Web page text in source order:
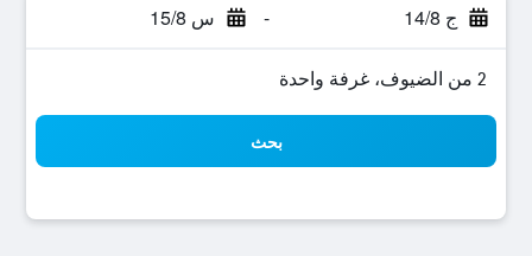
ج 14/8 - س 15/8
2 من الضيوف، غرفة واحدة
بحث